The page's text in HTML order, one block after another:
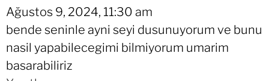
Ağustos 9, 2024, 11:30 am
bende seninle ayni seyi dusunuyorum ve bunu
nasil yapabilecegimi bilmiyorum umarim
basarabiliriz